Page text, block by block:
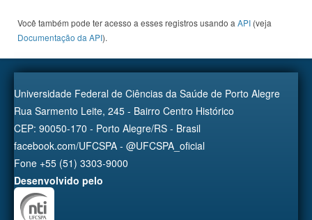
Você também pode ter acesso a esses registros usando a API (veja
Documentação da API).
Universidade Federal de Ciências da Saúde de Porto Alegre
Rua Sarmento Leite, 245 - Bairro Centro Histórico
CEP: 90050-170 - Porto Alegre/RS - Brasil
facebook.com/UFCSPA - @UFCSPA_oficial
Fone +55 (51) 3303-9000
Desenvolvido pelo